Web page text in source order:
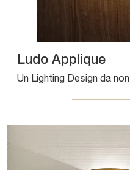
Ludo Applique